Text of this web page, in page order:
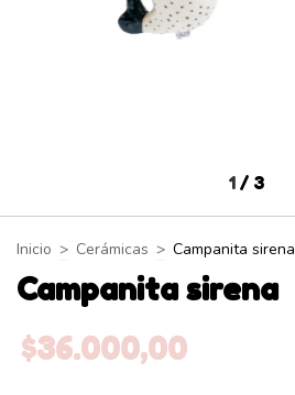
1 / 3
Inicio > Cerámicas > Campanita sirena
Campanita sirena
$36.000,00